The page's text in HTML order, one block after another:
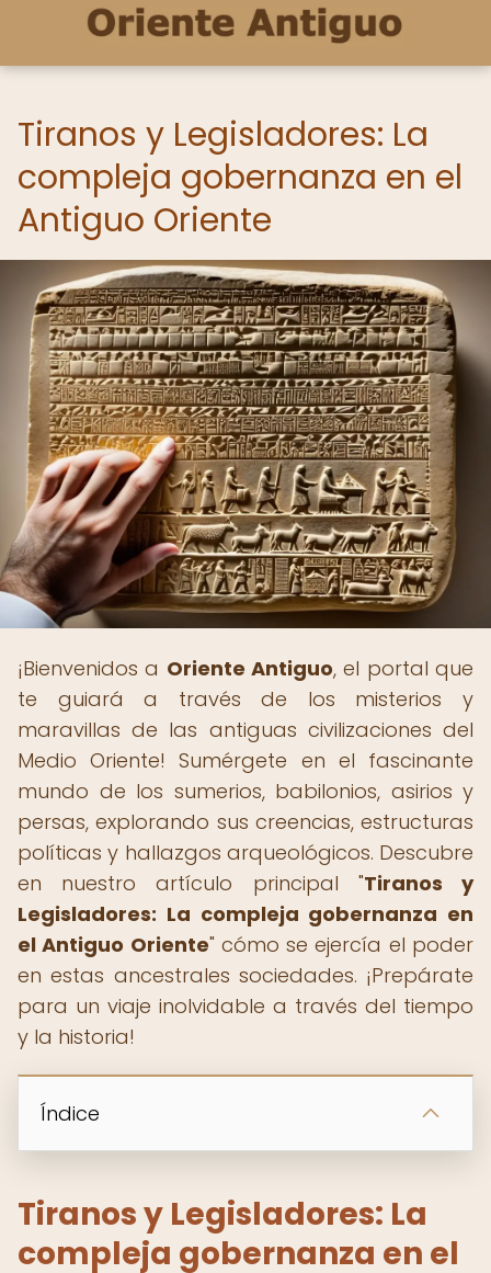
Tiranos y Legisladores: La
compleja gobernanza en el
Antiguo Oriente
¡Bienvenidos a Oriente Antiguo, el portal que
te guiará a través de los misterios y
maravillas de las antiguas civilizaciones del
Medio Oriente! Sumérgete en el fascinante
mundo de los sumerios, babilonios, asirios y
persas, explorando sus creencias, estructuras
políticas y hallazgos arqueológicos. Descubre
en nuestro artículo principal "Tiranos y
Legisladores: La compleja gobernanza en
el Antiguo Oriente" cómo se ejercía el poder
en estas ancestrales sociedades. ¡Prepárate
para un viaje inolvidable a través del tiempo
y la historia!
Índice
Tiranos y Legisladores: La
compleja gobernanza en el